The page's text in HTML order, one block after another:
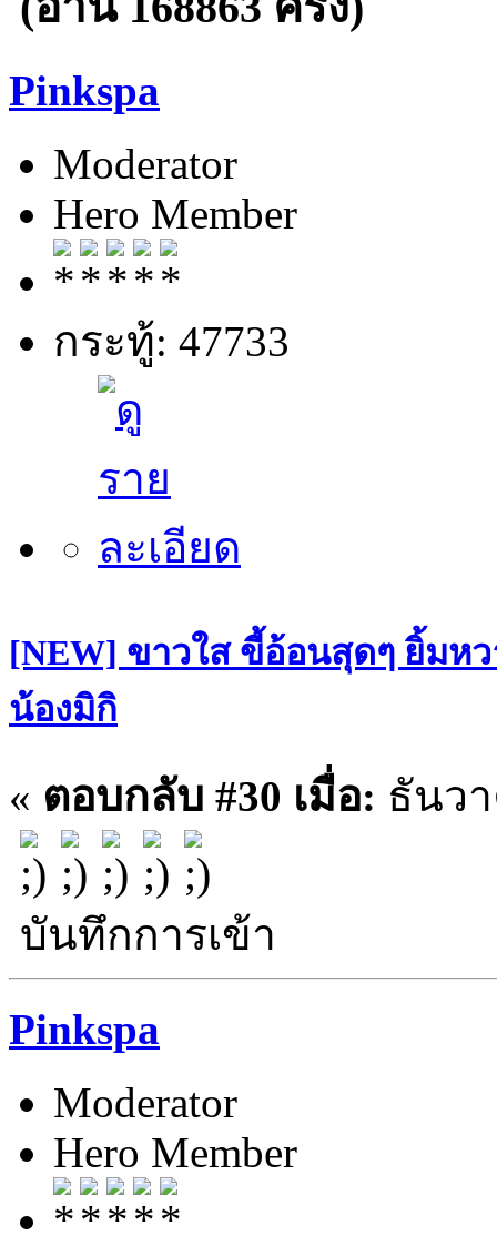
Pinkspa
Moderator
Hero Member
กระทู้: 47733
[NEW] ขาวใส ขี้อ้อนสุดๆ ยิ้มห
น้องมิกิ
« ตอบกลับ #30 เมื่อ: ธันวา
บันทึกการเข้า
Pinkspa
Moderator
Hero Member